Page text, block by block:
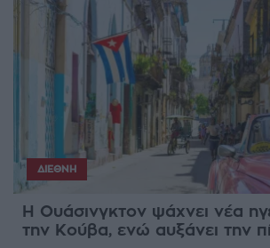
ΔΙΕΘΝΉ
Η Ουάσινγκτον ψάχνει νέα
την Κούβα, ενώ αυξάνει την